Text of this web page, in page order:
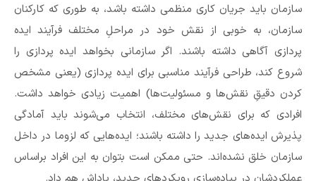
سازمان باید جریان کاری منظمی داشته باشد، به طوری که کارکنان
سازمان، به خوبی از نقش خود در مراحلِ مختلف فرآیند ایده
پردازی آگاهی داشته باشند. اگر سازمانی بخواهد ایده پردازی را
شروع کند، طراحی فرآیند مناسبی برای ایده پردازی (یعنی مشخص
کردن دقیقِ نقش‌ها و مسئولیت‌ها) اهمیت زیادی خواهد داشت.
افرادی که برای نقش‌های مختلف، انتخاب می‌شوند باید آمادگی
پذیرش ایده‌های جدید را داشته باشند؛ ایده‌هایی که لزوما در داخل
سازمان خلق نشده‌اند. حتی ممکن است بتوان به این افراد براساس